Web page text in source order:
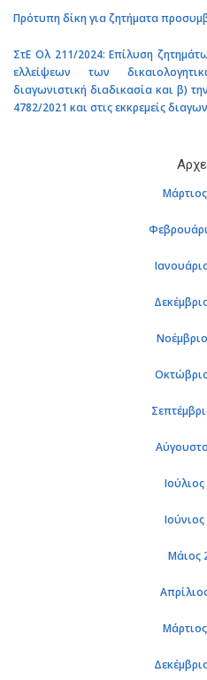
Πρότυπη δίκη για ζητήματα
ΣτΕ Ολ 211/2024: Επίλυση
ελλείψεων των
διαγωνιστική διαδικασία και β)
4782/2021 και στις εκκρεμείς
Μάιος